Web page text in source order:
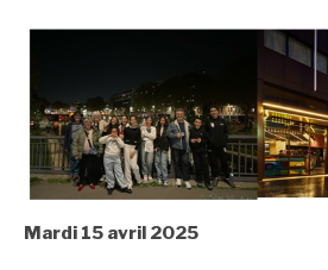
Mardi 15 avril 2025